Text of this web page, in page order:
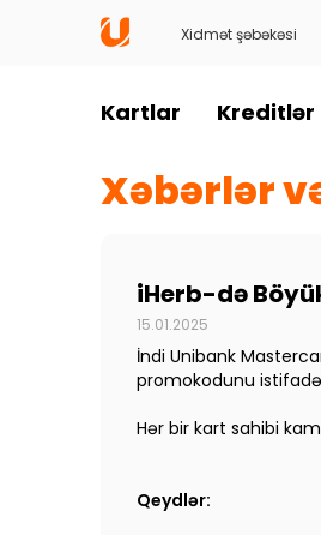
Xidmət şəbəkəsi
Kartlar Kreditlər
Xəbərlər
iHerb-də
15.01.2025
İndi Unibank
promokodunu
Hər bir kart sahibi
Qeydlər: